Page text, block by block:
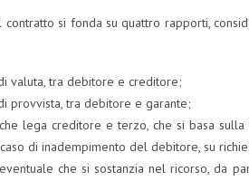
contratto si fonda su quattro rapporti,
valuta, tra debitore e creditore;
provvista, tra debitore e garante;
lega creditore e terzo, che si basa
di inadempimento del debitore, su
che si sostanzia nel ricorso, da